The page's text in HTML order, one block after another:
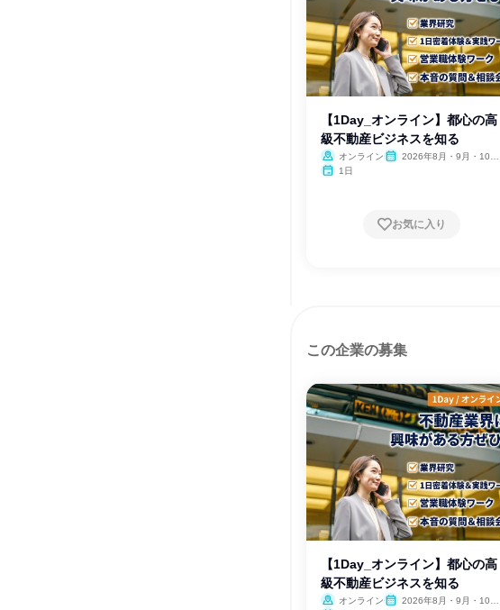
【1Day_オンライン】都心の高
級不動産ビジネスを知る
オンライン
2026年8月・9月・10
1日
お気に入り
この企業の募集
【1Day_オンライン】都心の高
級不動産ビジネスを知る
オンライン
2026年8月・9月・10